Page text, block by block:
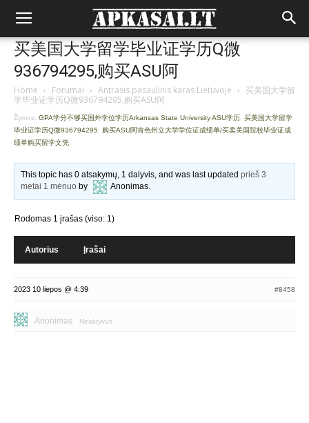
买美国大学留学毕业证学历Q微
936794295,购买ASU阿
Home › Forumai › Antrasis pasaulinis karas Lietuvoje › 买美国大学留
学毕业证学历Q微936794295,购买ASU阿
Žymos: GPA学分不够买国外学位学历Arkansas State University ASU学历 买美国大学留学
毕业证学历Q微936794295
购买ASU阿肯色州立大学学位证成绩单/买卖美国院校毕业证成
绩单购买留学文凭
This topic has 0 atsakymų, 1 dalyvis, and was last updatedprieš 3
metai 1 mėnuo by Anonimas.
Rodomas 1 įrašas (viso: 1)
Autorius Įrašai
2023 10 liepos @ 4:39 #8458
Anonimas Neaktyvus